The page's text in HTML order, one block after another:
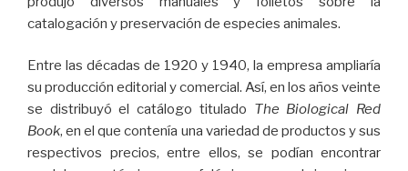
catalogación y preservación de especies animales.
Entre las décadas de 1920 y 1940, la empresa ampliaría
su producción editorial y comercial. Así, en los años veinte
se distribuyó el catálogo titulado The Biological Red
Book, en el que contenía una variedad de productos y sus
respectivos precios, entre ellos, se podían encontrar